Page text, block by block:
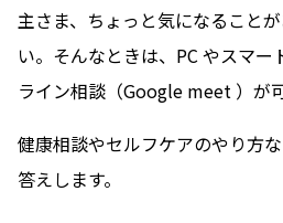
主さま、ちょっと気になること
い。そんなときは、PC やスマ
ライン相談（Google meet ）が
健康相談やセルフケアのやり方
答えします。